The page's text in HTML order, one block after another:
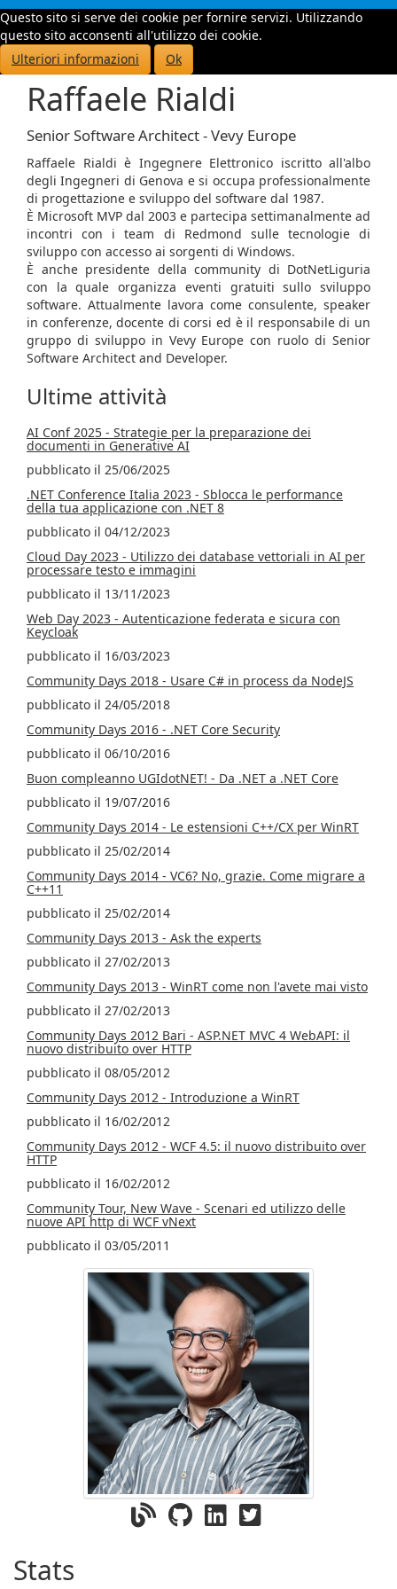
Questo sito si serve dei cookie per fornire servizi. Utilizzando
questo sito acconsenti all'utilizzo dei cookie.
Ulteriori informazioni
Ok
Toggle
Raffaele Rialdi
Senior Software Architect - Vevy Europe
Raffaele Rialdi è Ingegnere Elettronico iscritto all'albo
degli Ingegneri di Genova e si occupa professionalmente
di progettazione e sviluppo del software dal 1987.
È Microsoft MVP dal 2003 e partecipa settimanalmente ad
incontri con i team di Redmond sulle tecnologie di
sviluppo con accesso ai sorgenti di Windows.
È anche presidente della community di DotNetLiguria
con la quale organizza eventi gratuiti sullo sviluppo
software. Attualmente lavora come consulente, speaker
in conferenze, docente di corsi ed è il responsabile di un
gruppo di sviluppo in Vevy Europe con ruolo di Senior
Software Architect and Developer.
Ultime attività
AI Conf 2025 - Strategie per la preparazione dei
documenti in Generative AI
pubblicato il 25/06/2025
.NET Conference Italia 2023 - Sblocca le performance
della tua applicazione con .NET 8
pubblicato il 04/12/2023
Cloud Day 2023 - Utilizzo dei database vettoriali in AI per
processare testo e immagini
pubblicato il 13/11/2023
Web Day 2023 - Autenticazione federata e sicura con
Keycloak
pubblicato il 16/03/2023
Community Days 2018 - Usare C# in process da NodeJS
pubblicato il 24/05/2018
Community Days 2016 - .NET Core Security
pubblicato il 06/10/2016
Buon compleanno UGIdotNET! - Da .NET a .NET Core
pubblicato il 19/07/2016
Community Days 2014 - Le estensioni C++/CX per WinRT
pubblicato il 25/02/2014
Community Days 2014 - VC6? No, grazie. Come migrare a
C++11
pubblicato il 25/02/2014
Community Days 2013 - Ask the experts
pubblicato il 27/02/2013
Community Days 2013 - WinRT come non l'avete mai visto
pubblicato il 27/02/2013
Community Days 2012 Bari - ASP.NET MVC 4 WebAPI: il
nuovo distribuito over HTTP
pubblicato il 08/05/2012
Community Days 2012 - Introduzione a WinRT
pubblicato il 16/02/2012
Community Days 2012 - WCF 4.5: il nuovo distribuito over
HTTP
pubblicato il 16/02/2012
Community Tour, New Wave - Scenari ed utilizzo delle
nuove API http di WCF vNext
pubblicato il 03/05/2011
Stats